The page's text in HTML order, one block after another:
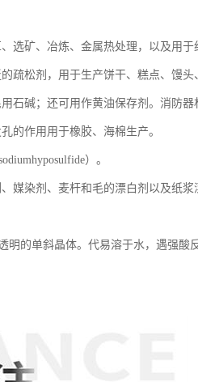
选矿、冶炼、金属热处理，以及用于
疏松剂，用于生产饼干、糕点、馒头
石碱；还可用作黄油保存剂。消防器
的作用用于橡胶、海棉生产。
）。
媒染剂、麦杆和毛的漂白剂以及纸浆
明的单斜晶体。代易溶于水，遇强酸